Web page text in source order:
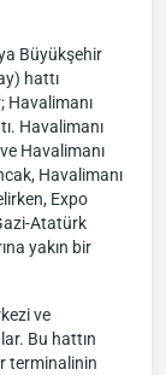
Büyükşehir
hattı
Havalimanı
Havalimanı
Havalimanı
Havalimanı
Expo
Atatürk
yakın bir
ve
Bu hattın
terminalinin